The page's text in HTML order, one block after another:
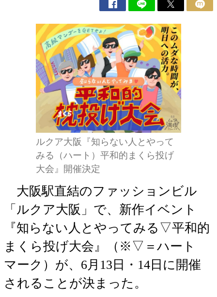
ルクア大阪『知らない人とやって
みる（ハート）平和的まくら投げ
大会』開催決定
大阪駅直結のファッションビル
「ルクア大阪」で、新作イベント
『知らない人とやってみる▽平和的
まくら投げ大会』（※▽＝ハート
マーク）が、6月13日・14日に開催
されることが決まった。